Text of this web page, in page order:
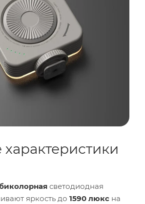
светодиодная
яркость до 1590 люкс на